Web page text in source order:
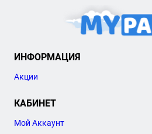
ИНФОРМАЦИЯ
Акции
КАБИНЕТ
Мой Аккаунт